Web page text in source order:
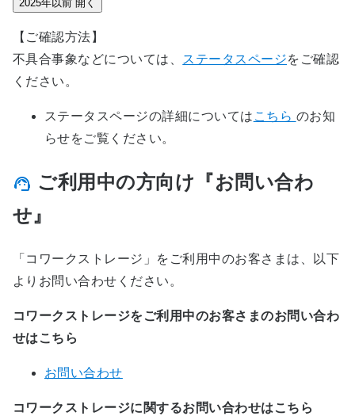
2025年以前 開く
【ご確認方法】
不具合事象などについては、
ステータスページをご確認
ください。
ステータスページの詳細については こちら のお知
らせをご覧ください。
ご利用中の方向け『お問い合わ
せ』
「コワークストレージ」をご利用中のお客さまは、以下
よりお問い合わせください。
コワークストレージをご利用中のお客さまのお問い合わ
せはこちら
お問い合わせ
コワークストレージに関するお問い合わせはこちら